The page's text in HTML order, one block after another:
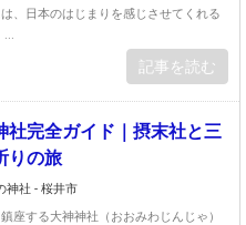
、日本のはじまりを感じさせてくれる
...
記事を読む
社完全ガイド｜摂末社と三
りの旅
神社 - 桜井市
座する大神神社（おおみわじんじゃ）